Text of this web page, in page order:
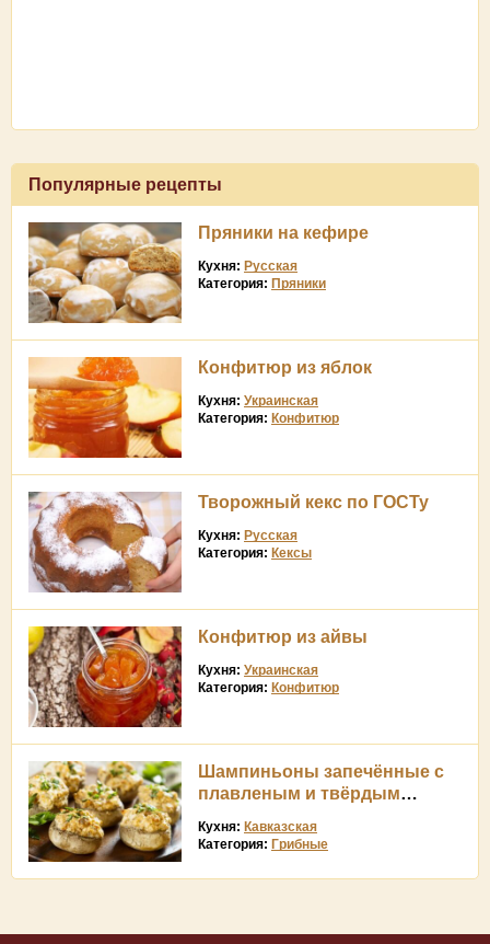
Популярные рецепты
Пряники на кефире
Кухня: Русская
Категория: Пряники
Конфитюр из яблок
Кухня: Украинская
Категория: Конфитюр
Творожный кекс по ГОСТу
Кухня: Русская
Категория: Кексы
Конфитюр из айвы
Кухня: Украинская
Категория: Конфитюр
Шампиньоны запечённые с
плавленым и твёрдым
Кухня: Кавказская
Категория: Грибные